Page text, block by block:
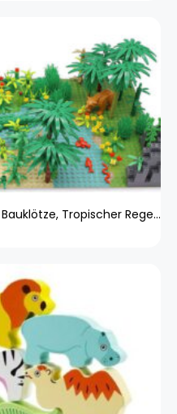
Dopwii Konstruktionsspielzeug Bauklötze, Tropischer Regenwald Spielzeug Bauklötze, Lernspielzeug, DIY-Spielzeug, Thema Tropischer Regenwald KAUF-WOHN-XWJ371-20